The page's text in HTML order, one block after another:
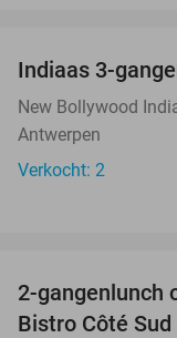
TODAY
Indiaas 3-
New Bollywood
Antwerpen
Verkocht: 2
2-gangenlunch
Bistro Côté Sud